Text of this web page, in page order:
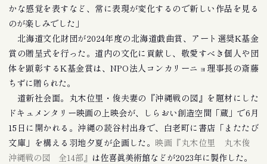
かな感覚を表すなど、常に表現が変化するので新しい作品を見る
のが楽しみでした」
北海道文化財団が2024年度の北海道戯曲賞、アート選奨K基金
賞の贈呈式を行った。道内の文化に貢献し、敬愛すべき個人や団
体を顕彰するK基金賞は、NPO法人コンカリーニョ理事長の斎藤
ちずに贈られた。
道新社会面。丸木位里・俊夫妻の『沖縄戦の図』を題材にした
ドキュメンタリー映画の上映会が、しらおい創造空間「蔵」で6月
15日に開かれる。沖縄の読谷村出身で、白老町に書店「またたび
文庫」を構える羽地夕夏が企画した。 映画『丸木位里 丸木俊
沖縄戦の図 全14部』 は佐喜眞美術館などが2023年に製作した。